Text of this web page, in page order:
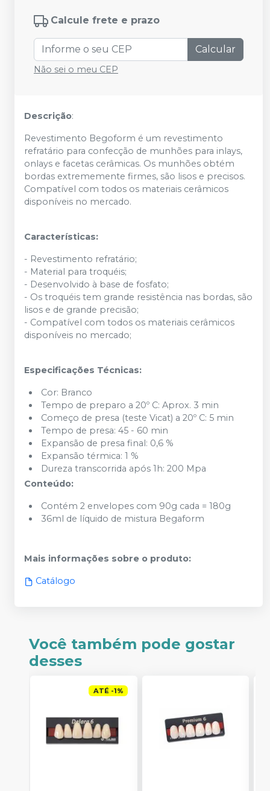
Calcule frete e prazo
Calcular
Não sei o meu CEP
Descrição:
Revestimento Begoform é um revestimento
refratário para confecção de munhões para inlays,
onlays e facetas cerâmicas. Os munhões obtém
bordas extrememente firmes, são lisos e precisos.
Compatível com todos os materiais cerâmicos
disponíveis no mercado.
Características:
- Revestimento refratário;
- Material para troquéis;
- Desenvolvido à base de fosfato;
- Os troquéis tem grande resistência nas bordas, são
lisos e de grande precisão;
- Compatível com todos os materiais cerâmicos
disponíveis no mercado;
Especificações Técnicas:
Cor: Branco
Tempo de preparo a 20º C: Aprox. 3 min
Começo de presa (teste Vicat) a 20º C: 5 min
Tempo de presa: 45 - 60 min
Expansão de presa final: 0,6 %
Expansão térmica: 1 %
Dureza transcorrida após 1h: 200 Mpa
Conteúdo:
Contém 2 envelopes com 90g cada = 180g
36ml de líquido de mistura Begaform
Mais informações sobre o produto:
Catálogo
Você também pode gostar
desses
ATÉ -1%